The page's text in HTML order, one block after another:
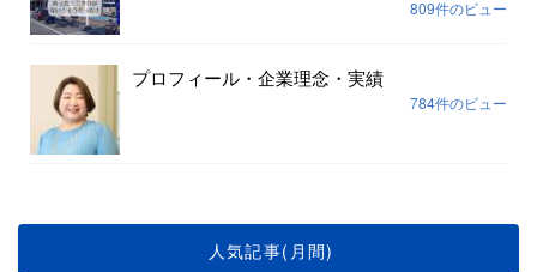
809件のビュー
プロフィール・企業理念・実績
784件のビュー
人気記事(月間)